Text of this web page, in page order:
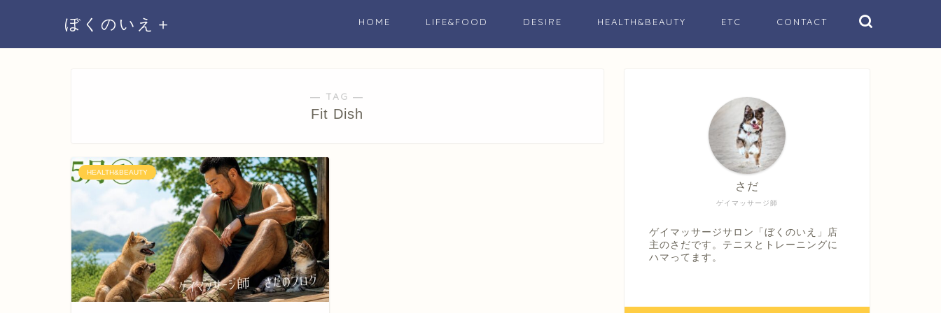
ぼくのいえ＋ HOME LIFE&FOOD DESIRE HEALTH&BEAUTY ETC CONTACT
― TAG ―
Fit Dish
HEALTH&BEAUTY
ゲイマッサージ師
さだ
ゲイマッサージサロン「ぼくのいえ」店
主のさだです。テニスとトレーニングに
ハマってます。